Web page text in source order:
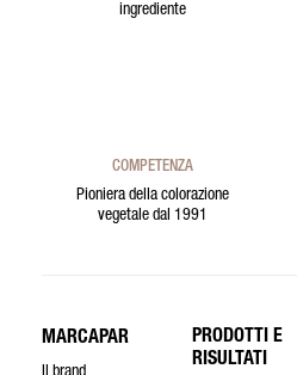
ingrediente
COMPETENZA
Pioniera della colorazione
vegetale dal 1991
MARCAPAR
PRODOTTI E
RISULTATI